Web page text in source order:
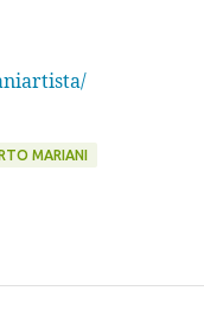
MARIANI